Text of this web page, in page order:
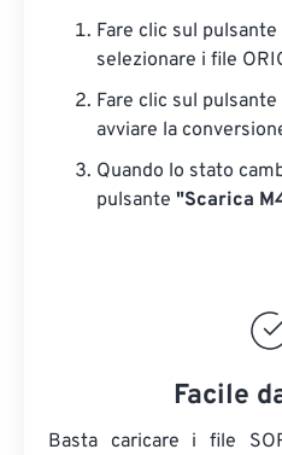
Fare clic sul pulsante
selezionare i file
Fare clic sul pulsante
avviare la
Quando lo stato
pulsante "Scarica
Facile
Basta caricare i file